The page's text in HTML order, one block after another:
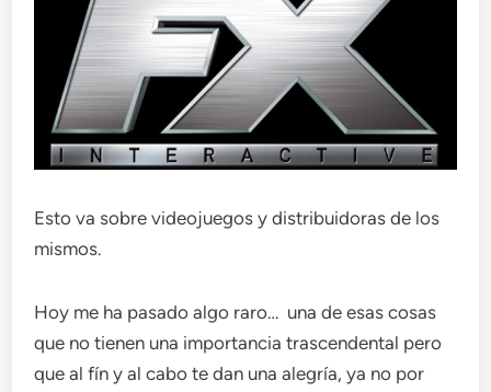
Esto va sobre videojuegos y distribuidoras de los
mismos.
Hoy me ha pasado algo raro… una de esas cosas
que no tienen una importancia trascendental pero
que al fín y al cabo te dan una alegría, ya no por